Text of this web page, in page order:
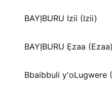
BAYỊBURU Izii (Izii)
BAYỊBURU Ẹzaa (Ezaa)
Bbaibbuli y'oLugwere